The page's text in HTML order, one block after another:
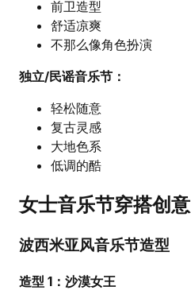
前卫造型
舒适凉爽
不那么像角色扮演
独立/民谣音乐节：
轻松随意
复古灵感
大地色系
低调的酷
女士音乐节穿搭创意
波西米亚风音乐节造型
造型 1：沙漠女王